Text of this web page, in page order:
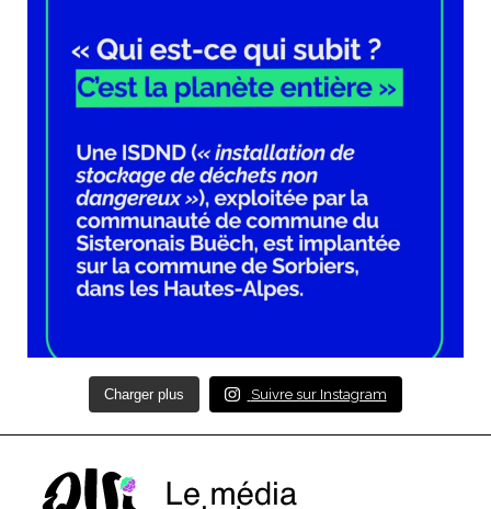
Charger plus Suivre sur Instagram